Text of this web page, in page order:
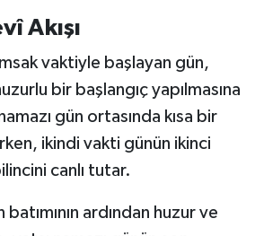
Akışı
vaktiyle başlayan gün,
bir başlangıç yapılmasına
gün ortasında kısa bir
ikindi vakti günün ikinci
canlı tutar.
ardından huzur ve